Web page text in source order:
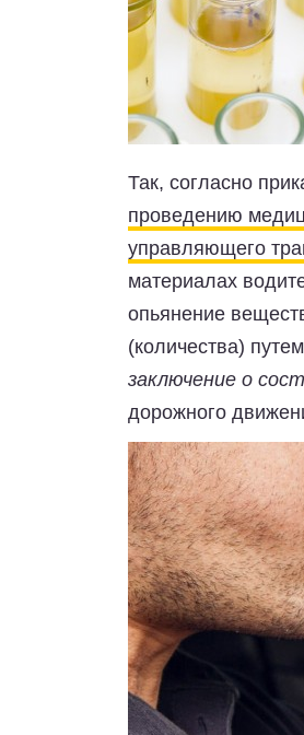
Так, согласно
проведению
управляющего
материалах
опьянение
(количества)
заключение о
дорожного